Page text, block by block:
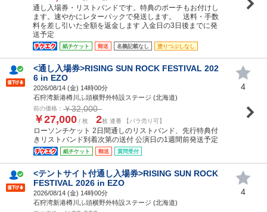
通し入場券・リストバンドです。特典のポーチもお付けし
ます。速やかにレターパックで発送します。 送料・手数
料を差し引いた全額を返金します 入金日の3日後までに発
送予定
紙チケット 郵送 名義記載なし 塗りつぶしなし
<通し入場券>RISING SUN ROCK FESTIVAL 202
6 in EZO
2026/08/14 (金) 14時00分
石狩湾新港樽川ふ頭横野外特設ステージ (北海道)
前の価格： ￥32,000
￥27,000 / 枚 2枚 連番 【バラ売り可】
ローソンチケット 2日間通しのリストバンド、先行特典付
きリストバンド到着次第の送付 公演日の1週間前発送予定
紙チケット 郵送 質問受付
4
<テントサイト付通し入場券>RISING SUN ROCK
FESTIVAL 2026 in EZO
2026/08/14 (金) 14時00分
石狩湾新港樽川ふ頭横野外特設ステージ (北海道)
4